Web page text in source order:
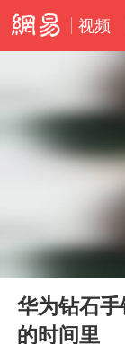
视频
Play
00:00
华为钻石
的时间里